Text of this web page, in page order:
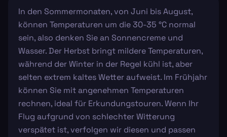
In den Sommermonaten, von Juni bis August,
können Temperaturen um die 30-35 °C normal
sein, also denken Sie an Sonnencreme und
Wasser. Der Herbst bringt mildere Temperaturen,
während der Winter in der Regel kühl ist, aber
selten extrem kaltes Wetter aufweist. Im Frühjahr
können Sie mit angenehmen Temperaturen
rechnen, ideal für Erkundungstouren. Wenn Ihr
Flug aufgrund von schlechter Witterung
verspätet ist, verfolgen wir diesen und passen